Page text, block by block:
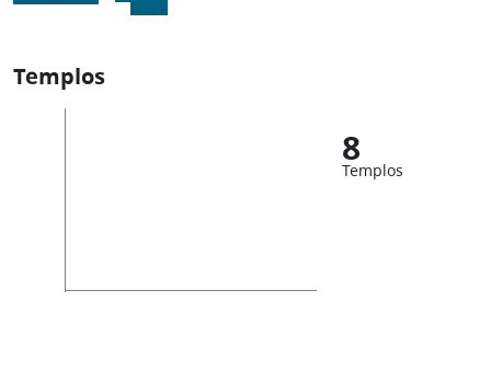
Templos
8
Templos